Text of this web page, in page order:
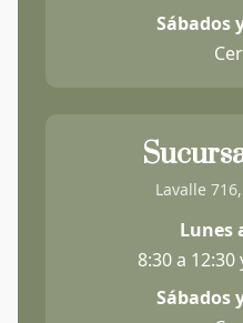
Sábados
Lavalle
Lunes
8:30 a 12:30
Sábados